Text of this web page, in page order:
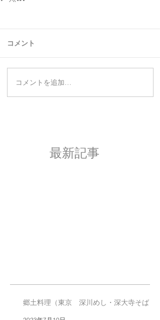
コメント
コメントを追加…
最新記事
郷土料理（東京 深川めし・深大寺そば）